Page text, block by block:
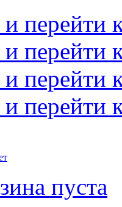
перейти
перейти
перейти
перейти
пуста